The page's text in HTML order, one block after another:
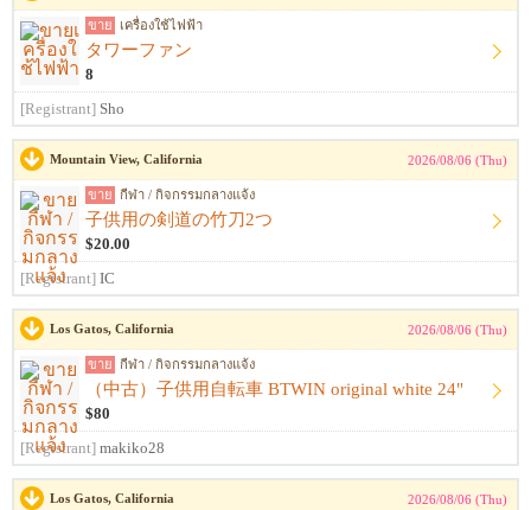
ขาย เครื่องใช้ไฟฟ้า
タワーファン
8
[Registrant] Sho
Mountain View, California 2026/08/06 (Thu)
ขาย กีฬา / กิจกรรมกลางแจ้ง
子供用の剣道の竹刀2つ
$20.00
[Registrant] IC
Los Gatos, California 2026/08/06 (Thu)
ขาย กีฬา / กิจกรรมกลางแจ้ง
（中古）子供用自転車 BTWIN original white 24"
$80
[Registrant] makiko28
Los Gatos, California 2026/08/06 (Thu)